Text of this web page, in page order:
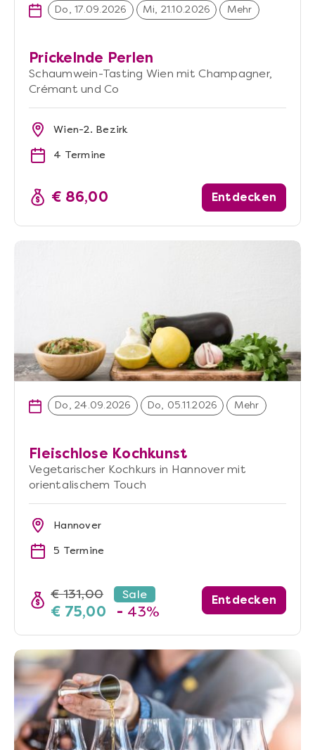
Do, 17.09.2026 Mi, 21.10.2026 Mehr
Prickelnde Perlen
Schaumwein-Tasting Wien mit Champagner,
Crémant und Co
Wien-2. Bezirk
4 Termine
€ 86,00 Entdecken
Do, 24.09.2026 Do, 05.11.2026 Mehr
Fleischlose Kochkunst
Vegetarischer Kochkurs in Hannover mit
orientalischem Touch
Hannover
5 Termine
€ 131,00 Sale
€ 75,00 - 43%
Entdecken